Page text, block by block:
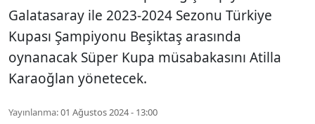
Galatasaray ile 2023-2024 Sezonu Türkiye
Kupası Şampiyonu Beşiktaş arasında
oynanacak Süper Kupa müsabakasını Atilla
Karaoğlan yönetecek.
Yayınlanma:01 Ağustos 2024 - 13:00